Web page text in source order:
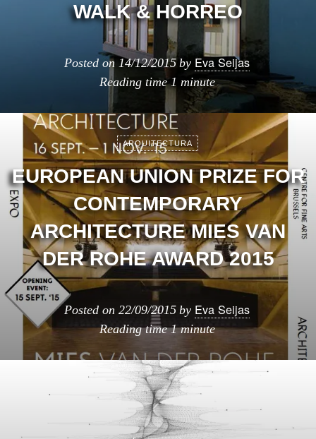
WALK & HORREO
Posted on 14/12/2015 by Eva Seijas
Reading time1 minute
ARQUITECTURA
EUROPEAN UNION PRIZE FOR
CONTEMPORARY
ARCHITECTURE MIES VAN
DER ROHE AWARD 2015
Posted on 22/09/2015 by Eva Seijas
Reading time1 minute